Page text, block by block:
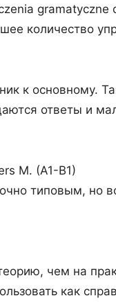
gramatyczne
количество
к основному.
ответы и
M. (A1-B1)
типовым, но
чем на
как